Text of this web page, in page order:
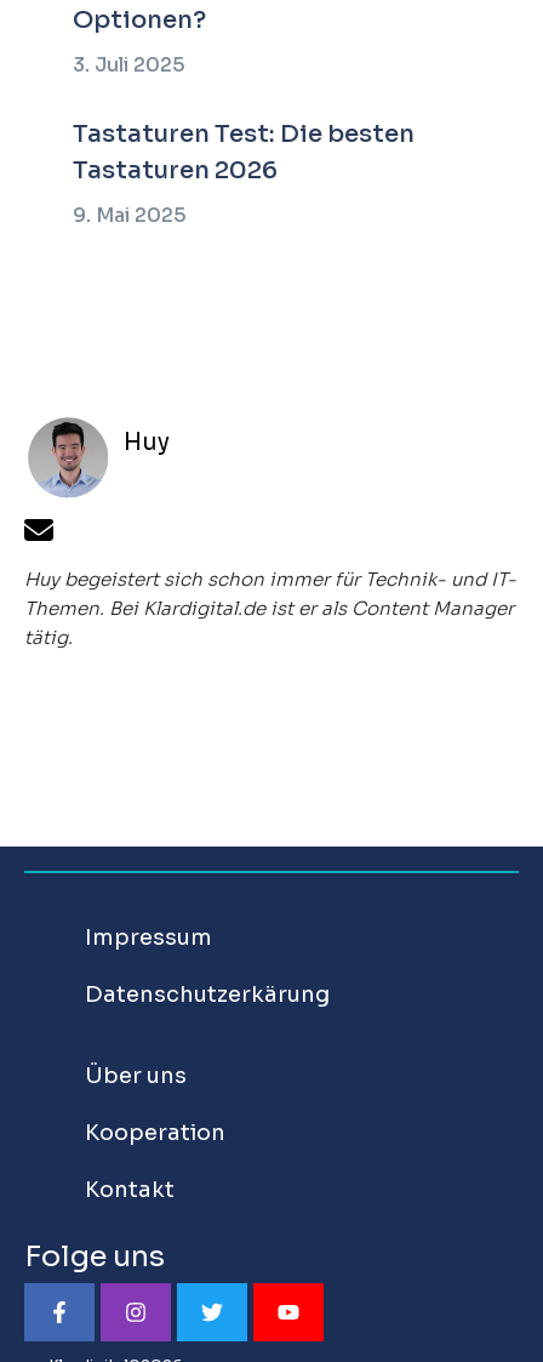
Optionen?
3. Juli 2025
Tastaturen Test: Die besten
Tastaturen 2026
9. Mai 2025
Huy
Huy begeistert sich schon immer für Technik- und IT-
Themen. Bei Klardigital.de ist er als Content Manager
tätig.
Impressum
Datenschutzerkärung
Über uns
Kooperation
Kontakt
Folge uns